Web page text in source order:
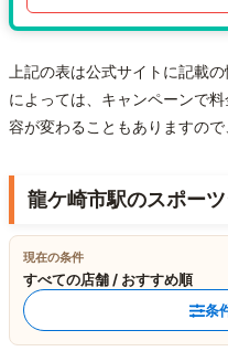
上記の表は公式サイトに記載
によっては、キャンペーンで
容が変わることもありますの
龍ケ崎市駅のスポー
現在の条件
すべての店舗 / おすすめ順
条